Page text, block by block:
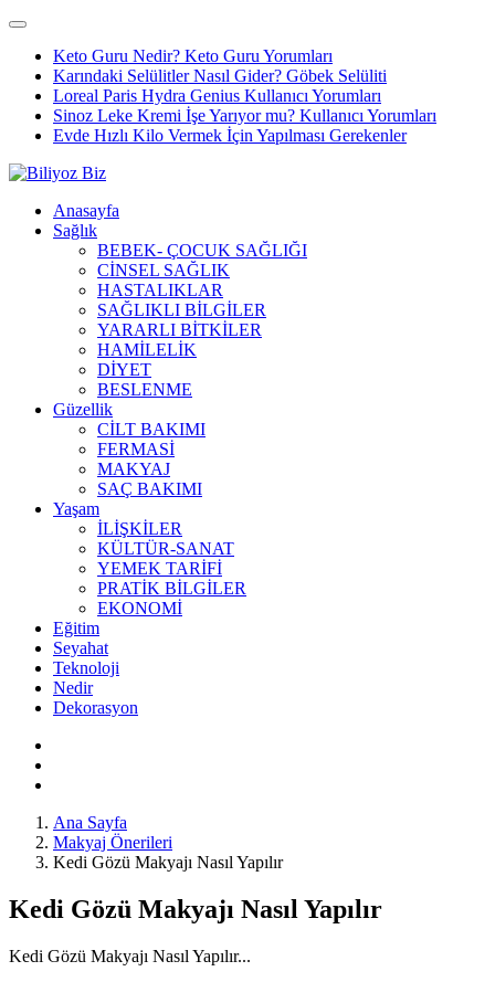
Keto Guru Nedir? Keto Guru Yorumları
Karındaki Selülitler Nasıl Gider? Göbek Selüliti
Loreal Paris Hydra Genius Kullanıcı Yorumları
Sinoz Leke Kremi İşe Yarıyor mu? Kullanıcı Yorumları
Evde Hızlı Kilo Vermek İçin Yapılması Gerekenler
Anasayfa
Sağlık
BEBEK- ÇOCUK SAĞLIĞI
CİNSEL SAĞLIK
HASTALIKLAR
SAĞLIKLI BİLGİLER
YARARLI BİTKİLER
HAMİLELİK
DİYET
BESLENME
Güzellik
CİLT BAKIMI
FERMASİ
MAKYAJ
SAÇ BAKIMI
Yaşam
İLİŞKİLER
KÜLTÜR-SANAT
YEMEK TARİFİ
PRATİK BİLGİLER
EKONOMİ
Eğitim
Seyahat
Teknoloji
Nedir
Dekorasyon
Ana Sayfa
Makyaj Önerileri
Kedi Gözü Makyajı Nasıl Yapılır
Kedi Gözü Makyajı Nasıl Yapılır
Kedi Gözü Makyajı Nasıl Yapılır...